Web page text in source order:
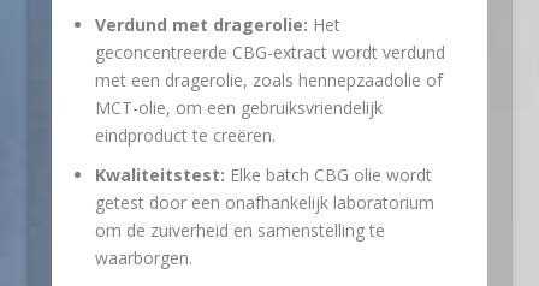
Verdund met dragerolie: Het
geconcentreerde CBG-extract wordt verdund
met een dragerolie, zoals hennepzaadolie of
MCT-olie, om een gebruiksvriendelijk
eindproduct te creëren.
Kwaliteitstest: Elke batch CBG olie wordt
getest door een onafhankelijk laboratorium
om de zuiverheid en samenstelling te
waarborgen.